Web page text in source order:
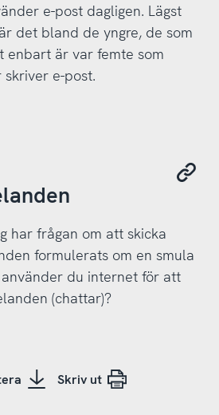
e-post dagligen. Lägst
det bland de yngre, de som
enbart är var femte som
e-post.
har frågan om att skicka
formulerats om en smula
du internet för att
(chattar)?
Skriv ut